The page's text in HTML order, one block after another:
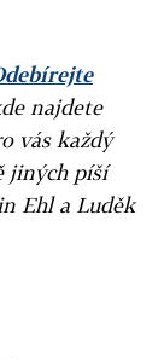
najdete
vás každý
jiných píší
Ehl a Luděk